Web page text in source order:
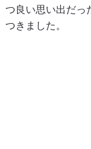
つ良い思い出だっ
つきました。